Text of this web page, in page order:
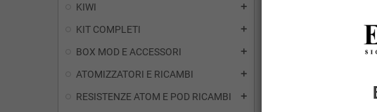
KIWI add
KIT COMPLETI add
BOX MOD E ACCESSORI add
ATOMIZZATORI E RICAMBI add
RESISTENZE ATOM E POD RICAMBI add